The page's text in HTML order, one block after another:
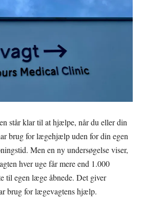
står klar til at hjælpe, når du eller din
brug for lægehjælp uden for din egen
Men en ny undersøgelse viser,
hver uge får mere end 1.000
til egen læge åbnede. Det giver
brug for lægevagtens hjælp.